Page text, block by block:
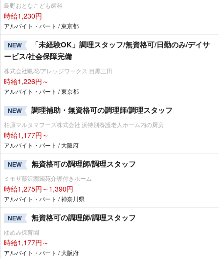
島野おとなこども歯科
時給1,230円
アルバイト・パート / 東京都
NEW
「未経験OK」調理スタッフ/無資格可/日勤のみ/デイサ
ービス/社会保障完備
株式会社颯花/アレッジワークス 目黒三田
時給1,226円～
アルバイト・パート / 東京都
NEW 調理補助・無資格可の調理師/調理スタッフ
柏原マルタマフーズ株式会社 浜特別養護老人ホーム内の厨房
時給1,177円～
アルバイト・パート / 大阪府
NEW 無資格可の調理師/調理スタッフ
ミモザ藤沢躑躅苑介護付きホーム
時給1,275円～1,390円
アルバイト・パート / 神奈川県
NEW 無資格可の調理師/調理スタッフ
ゆめみ保育園
時給1,177円～
アルバイト・パート / 大阪府